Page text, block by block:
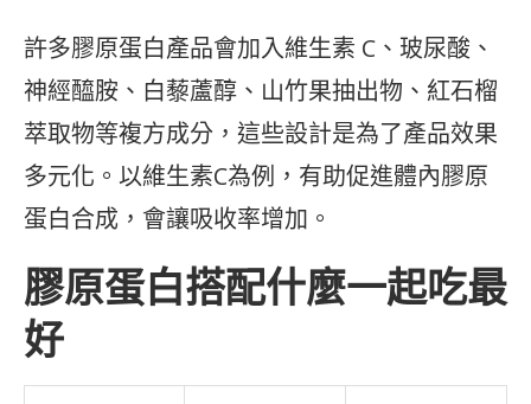
許多膠原蛋白產品會加入維生素 C、玻尿酸、
神經醯胺、白藜蘆醇、山竹果抽出物、紅石榴
萃取物等複方成分，這些設計是為了產品效果
多元化。以維生素C為例，有助促進體內膠原
蛋白合成，會讓吸收率增加。
膠原蛋白搭配什麼一起吃最
好